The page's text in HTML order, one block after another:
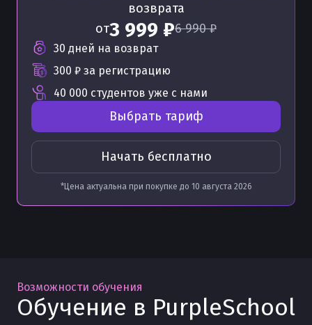
возврата
от3 999 ₽6 990 ₽
30 дней на возврат
300 ₽ за регистрацию
40 000 студентов уже с нами
Выбрать тариф
Начать бесплатно
*Цена актуальна при покупке до 10 августа 2026
Возможности обучения
Обучение в PurpleSchool